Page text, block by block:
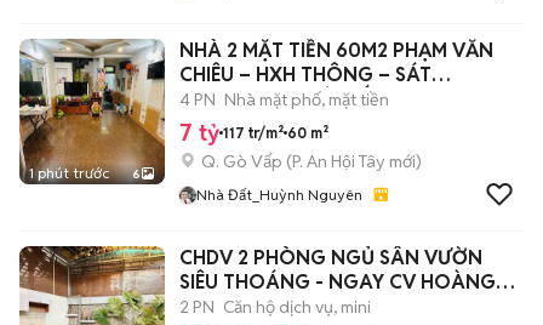
1 phút trước 6
NHÀ 2 MẶT TIỀN 60M2 PHẠM VĂN
CHIÊU – HXH THÔNG – SÁT
DREAMHOME GÒ VẤP
4 PN Nhà mặt phố, mặt tiền
7 tỷ 117 tr/m² 60 m²
Q. Gò Vấp (P. An Hội Tây mới)
Nhà Đất_Huỳnh Nguyên
CHDV 2 PHÒNG NGỦ SÂN VƯỜN
SIÊU THOÁNG - NGAY CV HOÀNG
VĂN THỤ
2 PN Căn hộ dịch vụ, mini